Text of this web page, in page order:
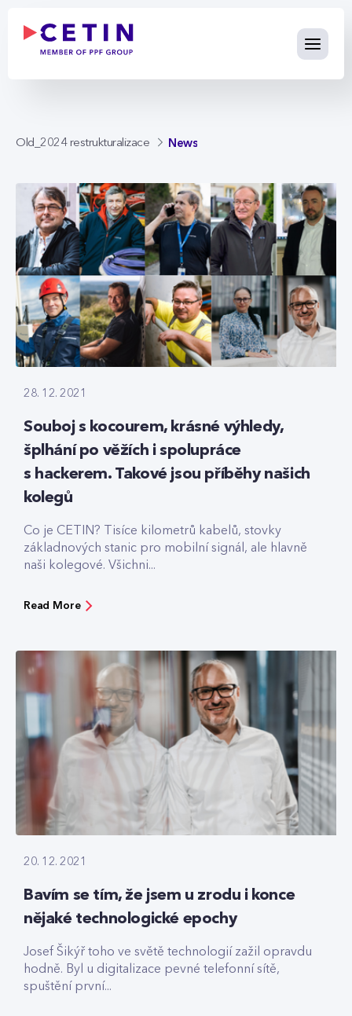
Old_2024 restrukturalizace News
28. 12. 2021
Souboj s kocourem, krásné výhledy,
šplhání po věžích i spolupráce
s hackerem. Takové jsou příběhy našich
kolegů
Co je CETIN? Tisíce kilometrů kabelů, stovky
základnových stanic pro mobilní signál, ale hlavně
naši kolegové. Všichni...
Read More
20. 12. 2021
Bavím se tím, že jsem u zrodu i konce
nějaké technologické epochy
Josef Šikýř toho ve světě technologií zažil opravdu
hodně. Byl u digitalizace pevné telefonní sítě,
spuštění první...